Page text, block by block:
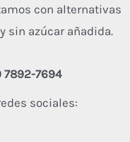
con alternativas
sin azúcar añadida.
7892-7694
sociales: